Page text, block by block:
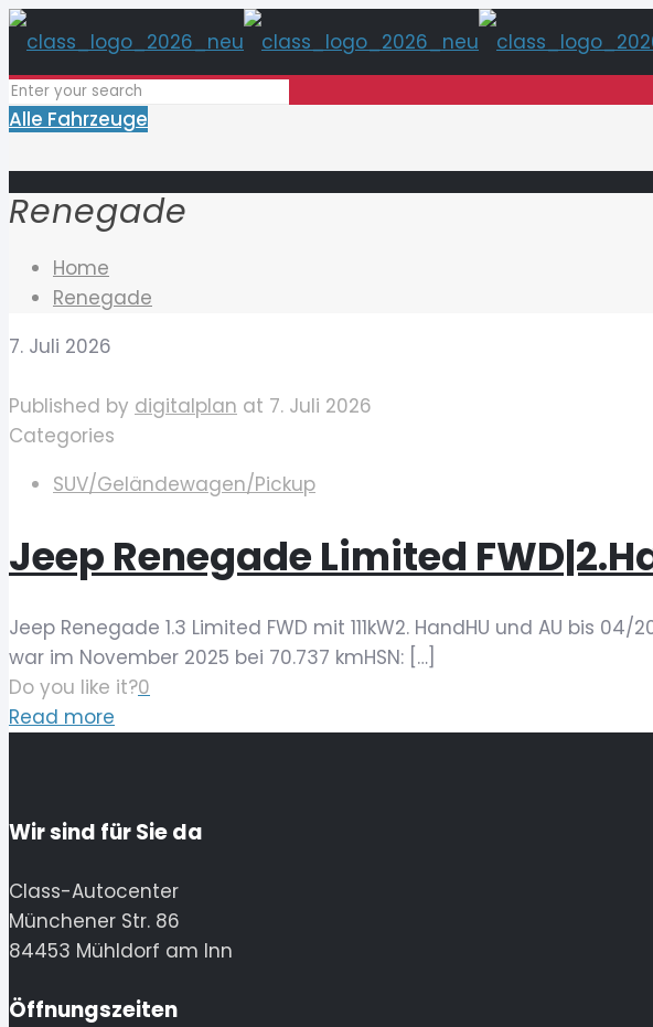
Alle Fahrzeuge
Renegade
Home
Renegade
7. Juli 2026
Published by digitalplan at 7. Juli 2026
Categories
SUV/Geländewagen/Pickup
Jeep Renegade Limited
Jeep Renegade 1.3 Limited FWD mit 111kW2. HandHU und AU bis
war im November 2025 bei 70.737 kmHSN: […]
Do you like it?0
Read more
Wir sind für Sie da
Class-Autocenter
Münchener Str. 86
84453 Mühldorf am Inn
Öffnungszeiten